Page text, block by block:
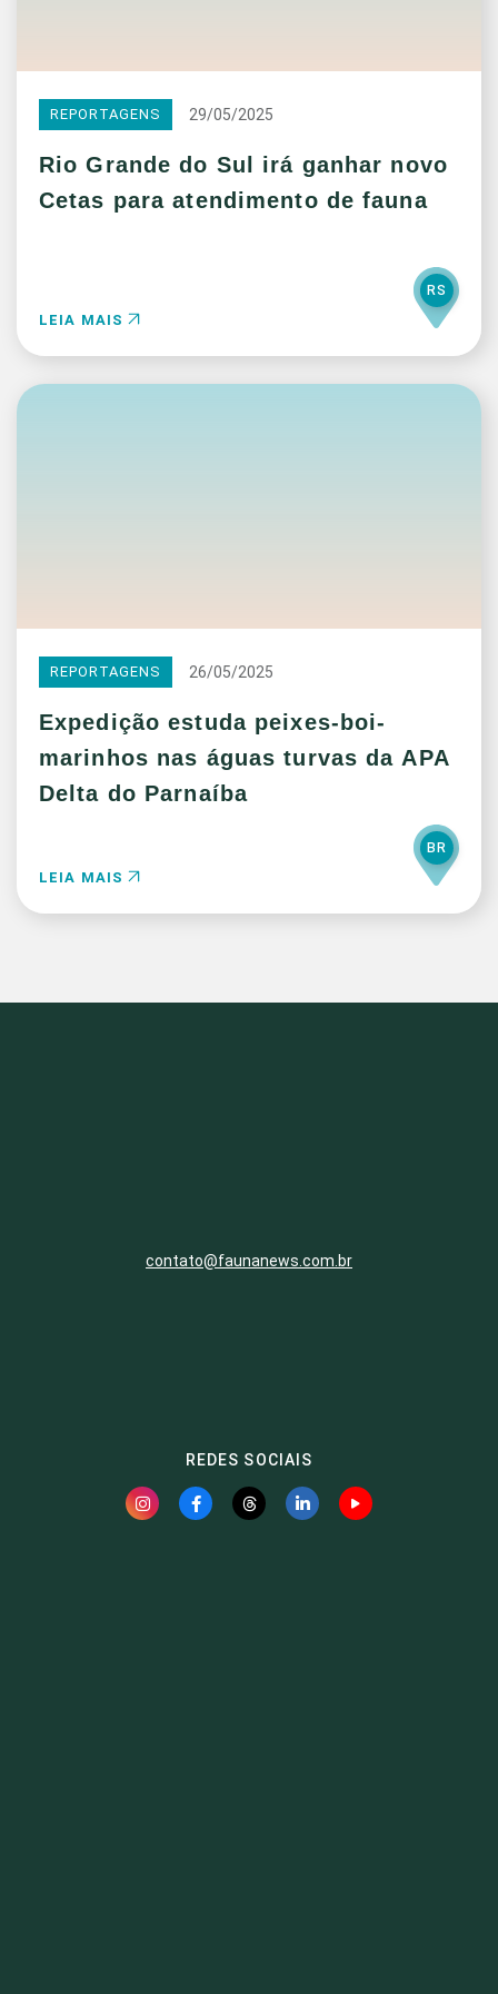
REPORTAGENS 29/05/2025
Rio Grande do Sul irá ganhar novo
Cetas para atendimento de fauna
LEIA MAIS
RS
REPORTAGENS 26/05/2025
Expedição estuda peixes-boi-
marinhos nas águas turvas da APA
Delta do Parnaíba
LEIA MAIS
BR
contato@faunanews.com.br
REDES SOCIAIS